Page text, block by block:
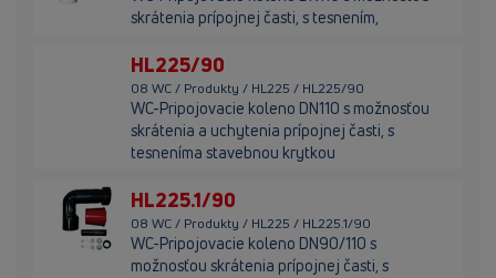
skrátenia prípojnej časti, s tesnením,
HL225/90
08 WC / Produkty / HL225 / HL225/90
WC-Pripojovacie koleno DN110 s možnosťou
skrátenia a uchytenia prípojnej časti, s
tesneníma stavebnou krytkou
HL225.1/90
08 WC / Produkty / HL225 / HL225.1/90
WC-Pripojovacie koleno DN90/110 s
možnosťou skrátenia prípojnej časti, s